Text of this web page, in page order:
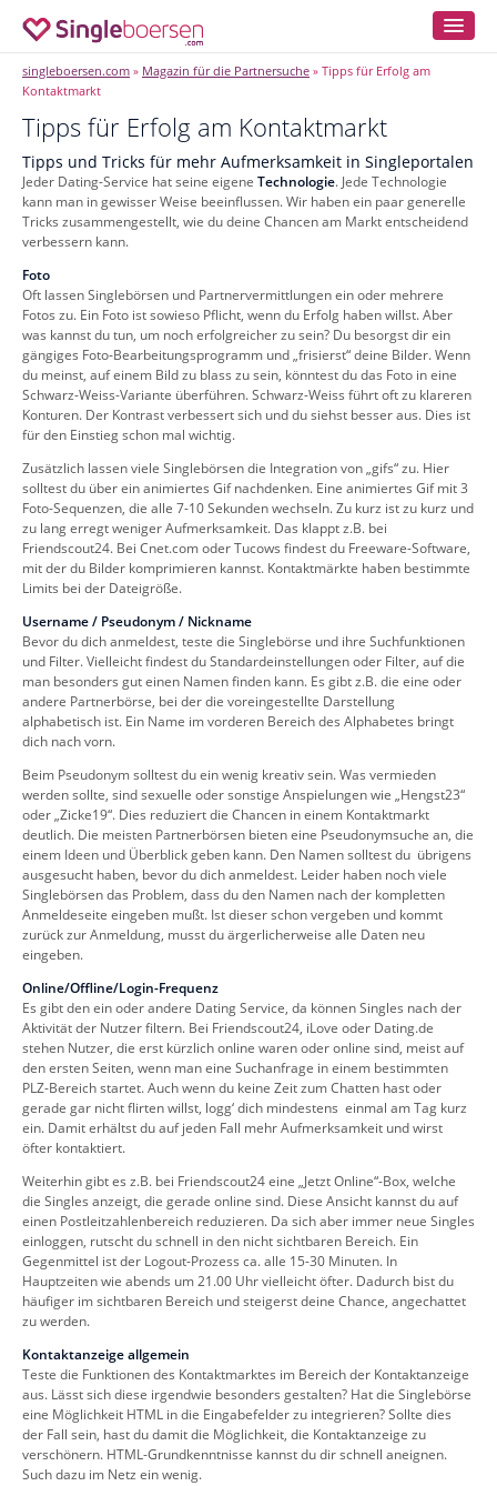
singleboersen.com » Magazin für die Partnersuche » Tipps für Erfolg am
Kontaktmarkt
Tipps für Erfolg am Kontaktmarkt
Tipps und Tricks für mehr Aufmerksamkeit in Singleportalen
Jeder Dating-Service hat seine eigene Technologie. Jede Technologie
kann man in gewisser Weise beeinflussen. Wir haben ein paar generelle
Tricks zusammengestellt, wie du deine Chancen am Markt entscheidend
verbessern kann.
Foto
Oft lassen Singlebörsen und Partnervermittlungen ein oder mehrere
Fotos zu. Ein Foto ist sowieso Pflicht, wenn du Erfolg haben willst. Aber
was kannst du tun, um noch erfolgreicher zu sein? Du besorgst dir ein
gängiges Foto-Bearbeitungsprogramm und „frisierst“ deine Bilder. Wenn
du meinst, auf einem Bild zu blass zu sein, könntest du das Foto in eine
Schwarz-Weiss-Variante überführen. Schwarz-Weiss führt oft zu klareren
Konturen. Der Kontrast verbessert sich und du siehst besser aus. Dies ist
für den Einstieg schon mal wichtig.
Zusätzlich lassen viele Singlebörsen die Integration von „gifs“ zu. Hier
solltest du über ein animiertes Gif nachdenken. Eine animiertes Gif mit 3
Foto-Sequenzen, die alle 7-10 Sekunden wechseln. Zu kurz ist zu kurz und
zu lang erregt weniger Aufmerksamkeit. Das klappt z.B. bei
Friendscout24. Bei Cnet.com oder Tucows findest du Freeware-Software,
mit der du Bilder komprimieren kannst. Kontaktmärkte haben bestimmte
Limits bei der Dateigröße.
Username / Pseudonym / Nickname
Bevor du dich anmeldest, teste die Singlebörse und ihre Suchfunktionen
und Filter. Vielleicht findest du Standardeinstellungen oder Filter, auf die
man besonders gut einen Namen finden kann. Es gibt z.B. die eine oder
andere Partnerbörse, bei der die voreingestellte Darstellung
alphabetisch ist. Ein Name im vorderen Bereich des Alphabetes bringt
dich nach vorn.
Beim Pseudonym solltest du ein wenig kreativ sein. Was vermieden
werden sollte, sind sexuelle oder sonstige Anspielungen wie „Hengst23“
oder „Zicke19“. Dies reduziert die Chancen in einem Kontaktmarkt
deutlich. Die meisten Partnerbörsen bieten eine Pseudonymsuche an, die
einem Ideen und Überblick geben kann. Den Namen solltest du übrigens
ausgesucht haben, bevor du dich anmeldest. Leider haben noch viele
Singlebörsen das Problem, dass du den Namen nach der kompletten
Anmeldeseite eingeben mußt. Ist dieser schon vergeben und kommt
zurück zur Anmeldung, musst du ärgerlicherweise alle Daten neu
eingeben.
Online/Offline/Login-Frequenz
Es gibt den ein oder andere Dating Service, da können Singles nach der
Aktivität der Nutzer filtern. Bei Friendscout24, iLove oder Dating.de
stehen Nutzer, die erst kürzlich online waren oder online sind, meist auf
den ersten Seiten, wenn man eine Suchanfrage in einem bestimmten
PLZ-Bereich startet. Auch wenn du keine Zeit zum Chatten hast oder
gerade gar nicht flirten willst, logg‘ dich mindestens einmal am Tag kurz
ein. Damit erhältst du auf jeden Fall mehr Aufmerksamkeit und wirst
öfter kontaktiert.
Weiterhin gibt es z.B. bei Friendscout24 eine „Jetzt Online“-Box, welche
die Singles anzeigt, die gerade online sind. Diese Ansicht kannst du auf
einen Postleitzahlenbereich reduzieren. Da sich aber immer neue Singles
einloggen, rutscht du schnell in den nicht sichtbaren Bereich. Ein
Gegenmittel ist der Logout-Prozess ca. alle 15-30 Minuten. In
Hauptzeiten wie abends um 21.00 Uhr vielleicht öfter. Dadurch bist du
häufiger im sichtbaren Bereich und steigerst deine Chance, angechattet
zu werden.
Kontaktanzeige allgemein
Teste die Funktionen des Kontaktmarktes im Bereich der Kontaktanzeige
aus. Lässt sich diese irgendwie besonders gestalten? Hat die Singlebörse
eine Möglichkeit HTML in die Eingabefelder zu integrieren? Sollte dies
der Fall sein, hast du damit die Möglichkeit, die Kontaktanzeige zu
verschönern. HTML-Grundkenntnisse kannst du dir schnell aneignen.
Such dazu im Netz ein wenig.